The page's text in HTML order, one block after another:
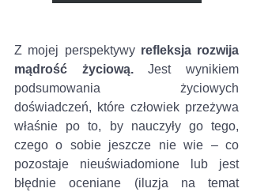
Z mojej perspektywy refleksja rozwija
mądrość życiową. Jest wynikiem
podsumowania życiowych
doświadczeń, które człowiek przeżywa
właśnie po to, by nauczyły go tego,
czego o sobie jeszcze nie wie – co
pozostaje nieuświadomione lub jest
błędnie oceniane (iluzja na temat